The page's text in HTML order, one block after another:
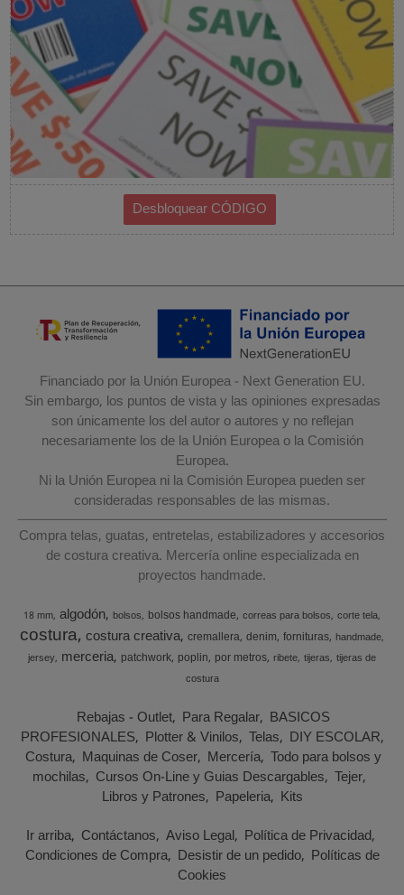
Financiado por la Unión Europea - Next Generation EU.
Sin embargo, los puntos de vista y las opiniones expresadas
son únicamente los del autor o autores y no reflejan
necesariamente los de la Unión Europea o la Comisión
Europea.
Ni la Unión Europea ni la Comisión Europea pueden ser
consideradas responsables de las mismas.
Compra telas, guatas, entretelas, estabilizadores y accesorios
de costura creativa. Mercería online especializada en
proyectos handmade.
18 mm algodón bolsos bolsos handmade correas para bolsos corte tela
costura costura creativa cremallera denim fornituras handmade
jersey merceria patchwork poplin por metros ribete tijeras tijeras de
costura
Rebajas - Outlet Para Regalar BASICOS
PROFESIONALES Plotter & Vinilos Telas DIY ESCOLAR
Costura Maquinas de Coser Mercería Todo para bolsos y
mochilas Cursos On-Line y Guias Descargables Tejer
Libros y Patrones Papeleria Kits
Ir arriba Contáctanos Aviso Legal Política de Privacidad
Condiciones de Compra Desistir de un pedido Políticas de
Cookies